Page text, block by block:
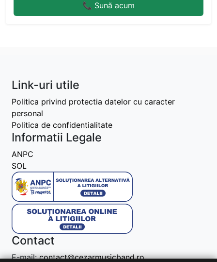
📞 Sună acum
Link-uri utile
Politica privind protectia datelor cu caracter
personal
Politica de confidentialitate
Informatii Legale
ANPC
SOL
Contact
E-mail:contact@cezarmusicband.ro